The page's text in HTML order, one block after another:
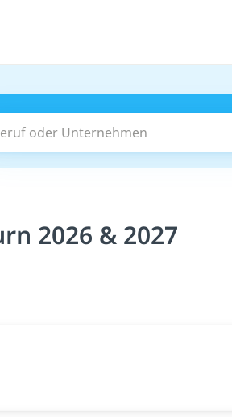
oder Unternehmen
2026 & 2027